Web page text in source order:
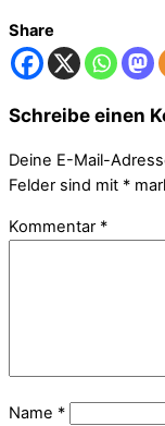
Share
Schreibe einen
Deine E-Mail-
Felder sind mit *
Kommentar *
Name *